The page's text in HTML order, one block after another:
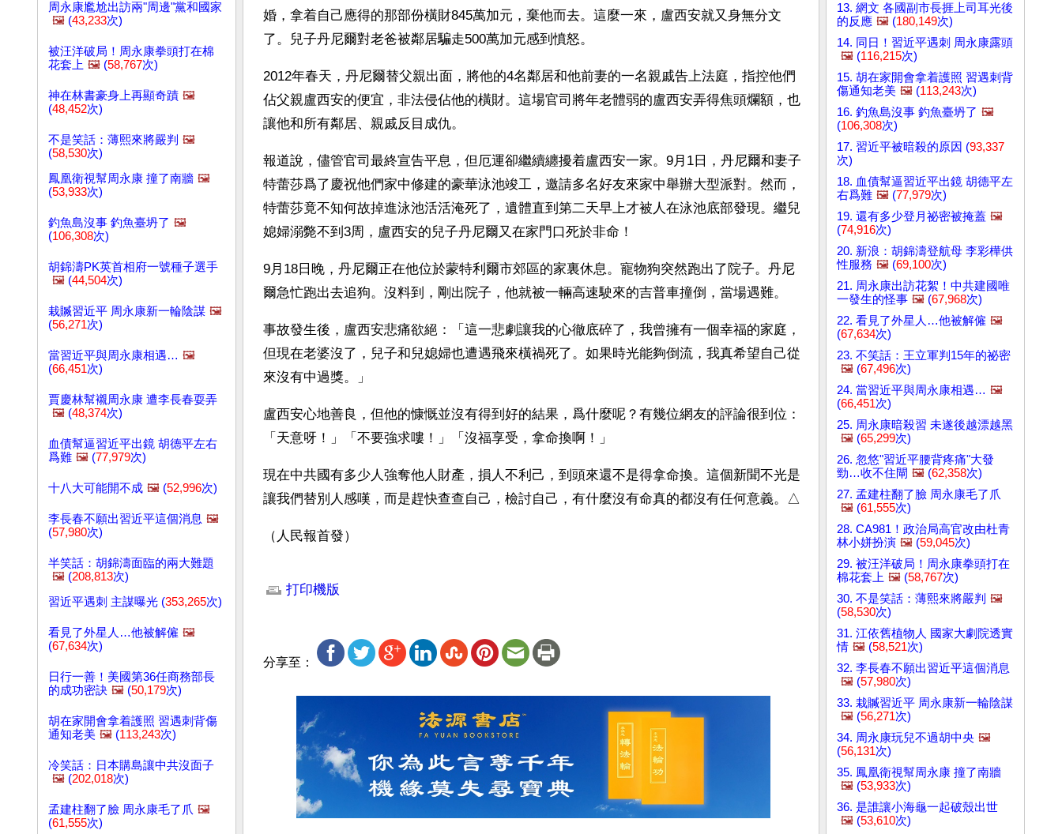
周永康尷尬出訪兩"周邊"黨和國家
🖼️ (43,233次)
被汪洋破局！周永康拳頭打在棉
花套上 🖼️ (58,767次)
神在林書豪身上再顯奇蹟 🖼️
(48,452次)
不是笑話：薄熙來將嚴判 🖼️
(58,530次)
鳳凰衛視幫周永康 撞了南牆 🖼️
(53,933次)
釣魚島沒事 釣魚臺坍了 🖼️
(106,308次)
胡錦濤PK英首相府一號種子選手
🖼️ (44,504次)
栽贓習近平 周永康新一輪陰謀 🖼️
(56,271次)
當習近平與周永康相遇… 🖼️
(66,451次)
賈慶林幫襯周永康 遭李長春耍弄
🖼️ (48,374次)
血債幫逼習近平出鏡 胡德平左右
爲難 🖼️ (77,979次)
十八大可能開不成 🖼️ (52,996次)
李長春不願出習近平這個消息 🖼️
(57,980次)
半笑話：胡錦濤面臨的兩大難題
🖼️ (208,813次)
習近平遇刺 主謀曝光 (353,265次)
看見了外星人…他被解僱 🖼️
(67,634次)
日行一善！美國第36任商務部長
的成功密訣 🖼️ (50,179次)
胡在家開會拿着護照 習遇刺背傷
通知老美 🖼️ (113,243次)
冷笑話：日本購島讓中共沒面子
🖼️ (202,018次)
孟建柱翻了臉 周永康毛了爪 🖼️
(61,555次)
婚，拿着自己應得的那部份橫財845萬加元，棄他而去。這麼一來，盧西安就又身無分文
了。兒子丹尼爾對老爸被鄰居騙走500萬加元感到憤怒。
2012年春天，丹尼爾替父親出面，將他的4名鄰居和他前妻的一名親戚告上法庭，指控他們
佔父親盧西安的便宜，非法侵佔他的橫財。這場官司將年老體弱的盧西安弄得焦頭爛額，也
讓他和所有鄰居、親戚反目成仇。
報道說，儘管官司最終宣告平息，但厄運卻繼續纏擾着盧西安一家。9月1日，丹尼爾和妻子
特蕾莎爲了慶祝他們家中修建的豪華泳池竣工，邀請多名好友來家中舉辦大型派對。然而，
特蕾莎竟不知何故掉進泳池活活淹死了，遺體直到第二天早上才被人在泳池底部發現。繼兒
媳婦溺斃不到3周，盧西安的兒子丹尼爾又在家門口死於非命！
9月18日晚，丹尼爾正在他位於蒙特利爾市郊區的家裏休息。寵物狗突然跑出了院子。丹尼
爾急忙跑出去追狗。沒料到，剛出院子，他就被一輛高速駛來的吉普車撞倒，當場遇難。
事故發生後，盧西安悲痛欲絕：「這一悲劇讓我的心徹底碎了，我曾擁有一個幸福的家庭，
但現在老婆沒了，兒子和兒媳婦也遭遇飛來橫禍死了。如果時光能夠倒流，我真希望自己從
來沒有中過獎。」
盧西安心地善良，但他的慷慨並沒有得到好的結果，爲什麼呢？有幾位網友的評論很到位：
「天意呀！」「不要強求嘍！」「沒福享受，拿命換啊！」
現在中共國有多少人強奪他人財產，損人不利己，到頭來還不是得拿命換。這個新聞不光是
讓我們替別人感嘆，而是趕快查查自己，檢討自己，有什麼沒有命真的都沒有任何意義。△
（人民報首發）
打印機版
分享至：
13. 網文 各國副市長捱上司耳光後
的反應 🖼️ (180,149次)
14. 同日！習近平遇刺 周永康露頭
🖼️ (116,215次)
15. 胡在家開會拿着護照 習遇刺背
傷通知老美 🖼️ (113,243次)
16. 釣魚島沒事 釣魚臺坍了 🖼️
(106,308次)
17. 習近平被暗殺的原因 (93,337
次)
18. 血債幫逼習近平出鏡 胡德平左
右爲難 🖼️ (77,979次)
19. 還有多少登月祕密被掩蓋 🖼️
(74,916次)
20. 新浪：胡錦濤登航母 李彩樺供
性服務 🖼️ (69,100次)
21. 周永康出訪花絮！中共建國唯
一發生的怪事 🖼️ (67,968次)
22. 看見了外星人…他被解僱 🖼️
(67,634次)
23. 不笑話：王立軍判15年的祕密
🖼️ (67,496次)
24. 當習近平與周永康相遇… 🖼️
(66,451次)
25. 周永康暗殺習 未遂後越漂越黑
🖼️ (65,299次)
26. 忽悠"習近平腰背疼痛"大發
勁…收不住閘 🖼️ (62,358次)
27. 孟建柱翻了臉 周永康毛了爪
🖼️ (61,555次)
28. CA981！政治局高官改由杜青
林小姘扮演 🖼️ (59,045次)
29. 被汪洋破局！周永康拳頭打在
棉花套上 🖼️ (58,767次)
30. 不是笑話：薄熙來將嚴判 🖼️
(58,530次)
31. 江依舊植物人 國家大劇院透實
情 🖼️ (58,521次)
32. 李長春不願出習近平這個消息
🖼️ (57,980次)
33. 栽贓習近平 周永康新一輪陰謀
🖼️ (56,271次)
34. 周永康玩兒不過胡中央 🖼️
(56,131次)
35. 鳳凰衛視幫周永康 撞了南牆
🖼️ (53,933次)
36. 是誰讓小海龜一起破殼出世
🖼️ (53,610次)